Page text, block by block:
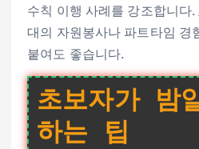
수칙 이행 사례를 강조합니다
대의 자원봉사나 파트타임 경
붙여도 좋습니다.
초보자가 밤
하는 팁